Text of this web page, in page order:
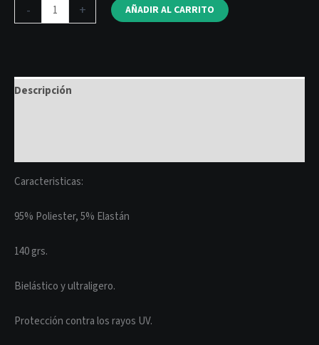
- + AÑADIR AL CARRITO
Descripción
Caracteristicas:
95% Poliester, 5% Elastán
140 grs.
Bielástico y ultraligero.
Protección contra los rayos UV.